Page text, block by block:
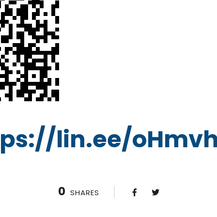
lin.ee/
0 SHARES